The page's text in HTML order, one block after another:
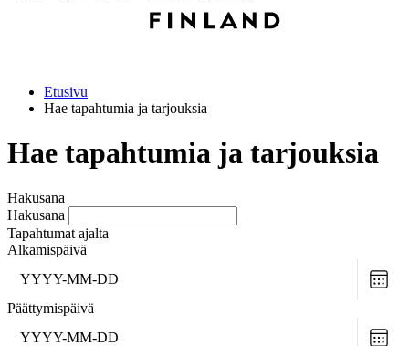
Etusivu
Hae tapahtumia ja tarjouksia
Hae tapahtumia ja tarjouksia
Hakusana
Hakusana
Tapahtumat ajalta
Alkamispäivä
date
Päättymispäivä
date